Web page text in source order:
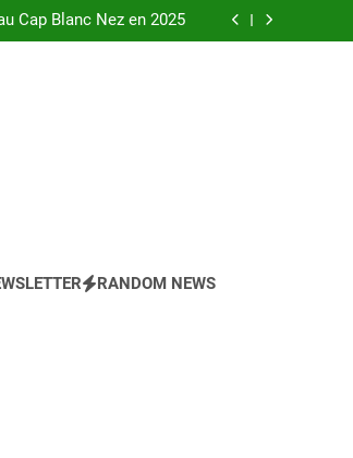
Cap Blanc Nez en 2025
restaurant en 2025 ?
RANDOM NEWS